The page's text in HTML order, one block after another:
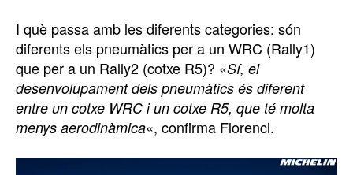
I què passa amb les diferents categories: són
diferents els pneumàtics per a un WRC (Rally1)
que per a un Rally2 (cotxe R5)? «Sí, el
desenvolupament dels pneumàtics és diferent
entre un cotxe WRC i un cotxe R5, que té molta
menys aerodinàmica«, confirma Florenci.